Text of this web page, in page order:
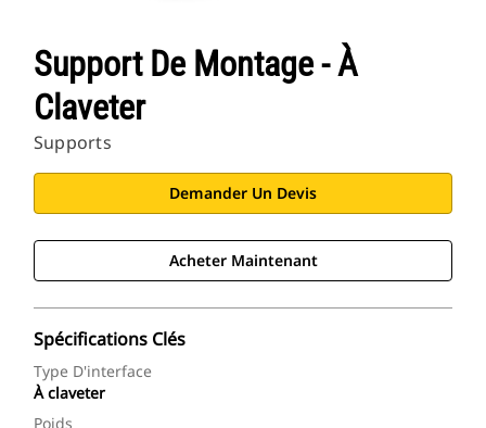
Support De Montage - À
Claveter
Supports
Demander Un Devis
Acheter Maintenant
Spécifications Clés
Type D'interface
À claveter
Poids